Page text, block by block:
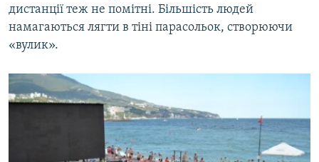
дистанції теж не помітні. Більшість людей
намагаються лягти в тіні парасольок, створюючи
«вулик».